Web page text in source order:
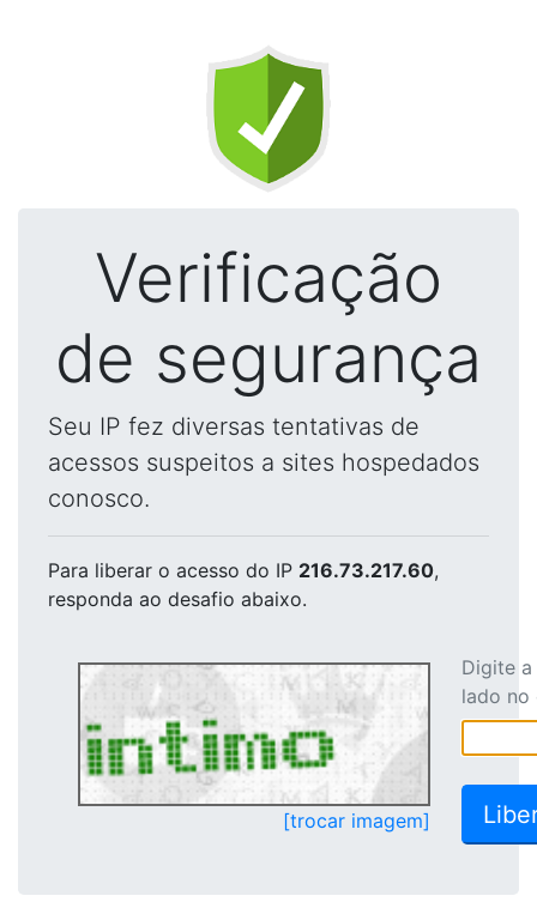
Verificação
de segurança
Seu IP fez diversas tentativas de
acessos suspeitos a sites hospedados
conosco.
Para liberar o acesso do IP 216.73.217.60,
responda ao desafio abaixo.
[trocar imagem]
Digite
lado no